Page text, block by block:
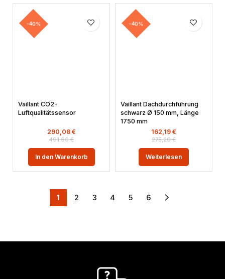
-40%
Vaillant CO2-
Luftqualitätssensor
491,60€
290,08 €
In den Warenkorb
-40%
Vaillant Dachdurchführung
schwarz Ø 150 mm, Länge
1750 mm
275,20€
162,19 €
Weiterlesen
1 2 3 4 5 6